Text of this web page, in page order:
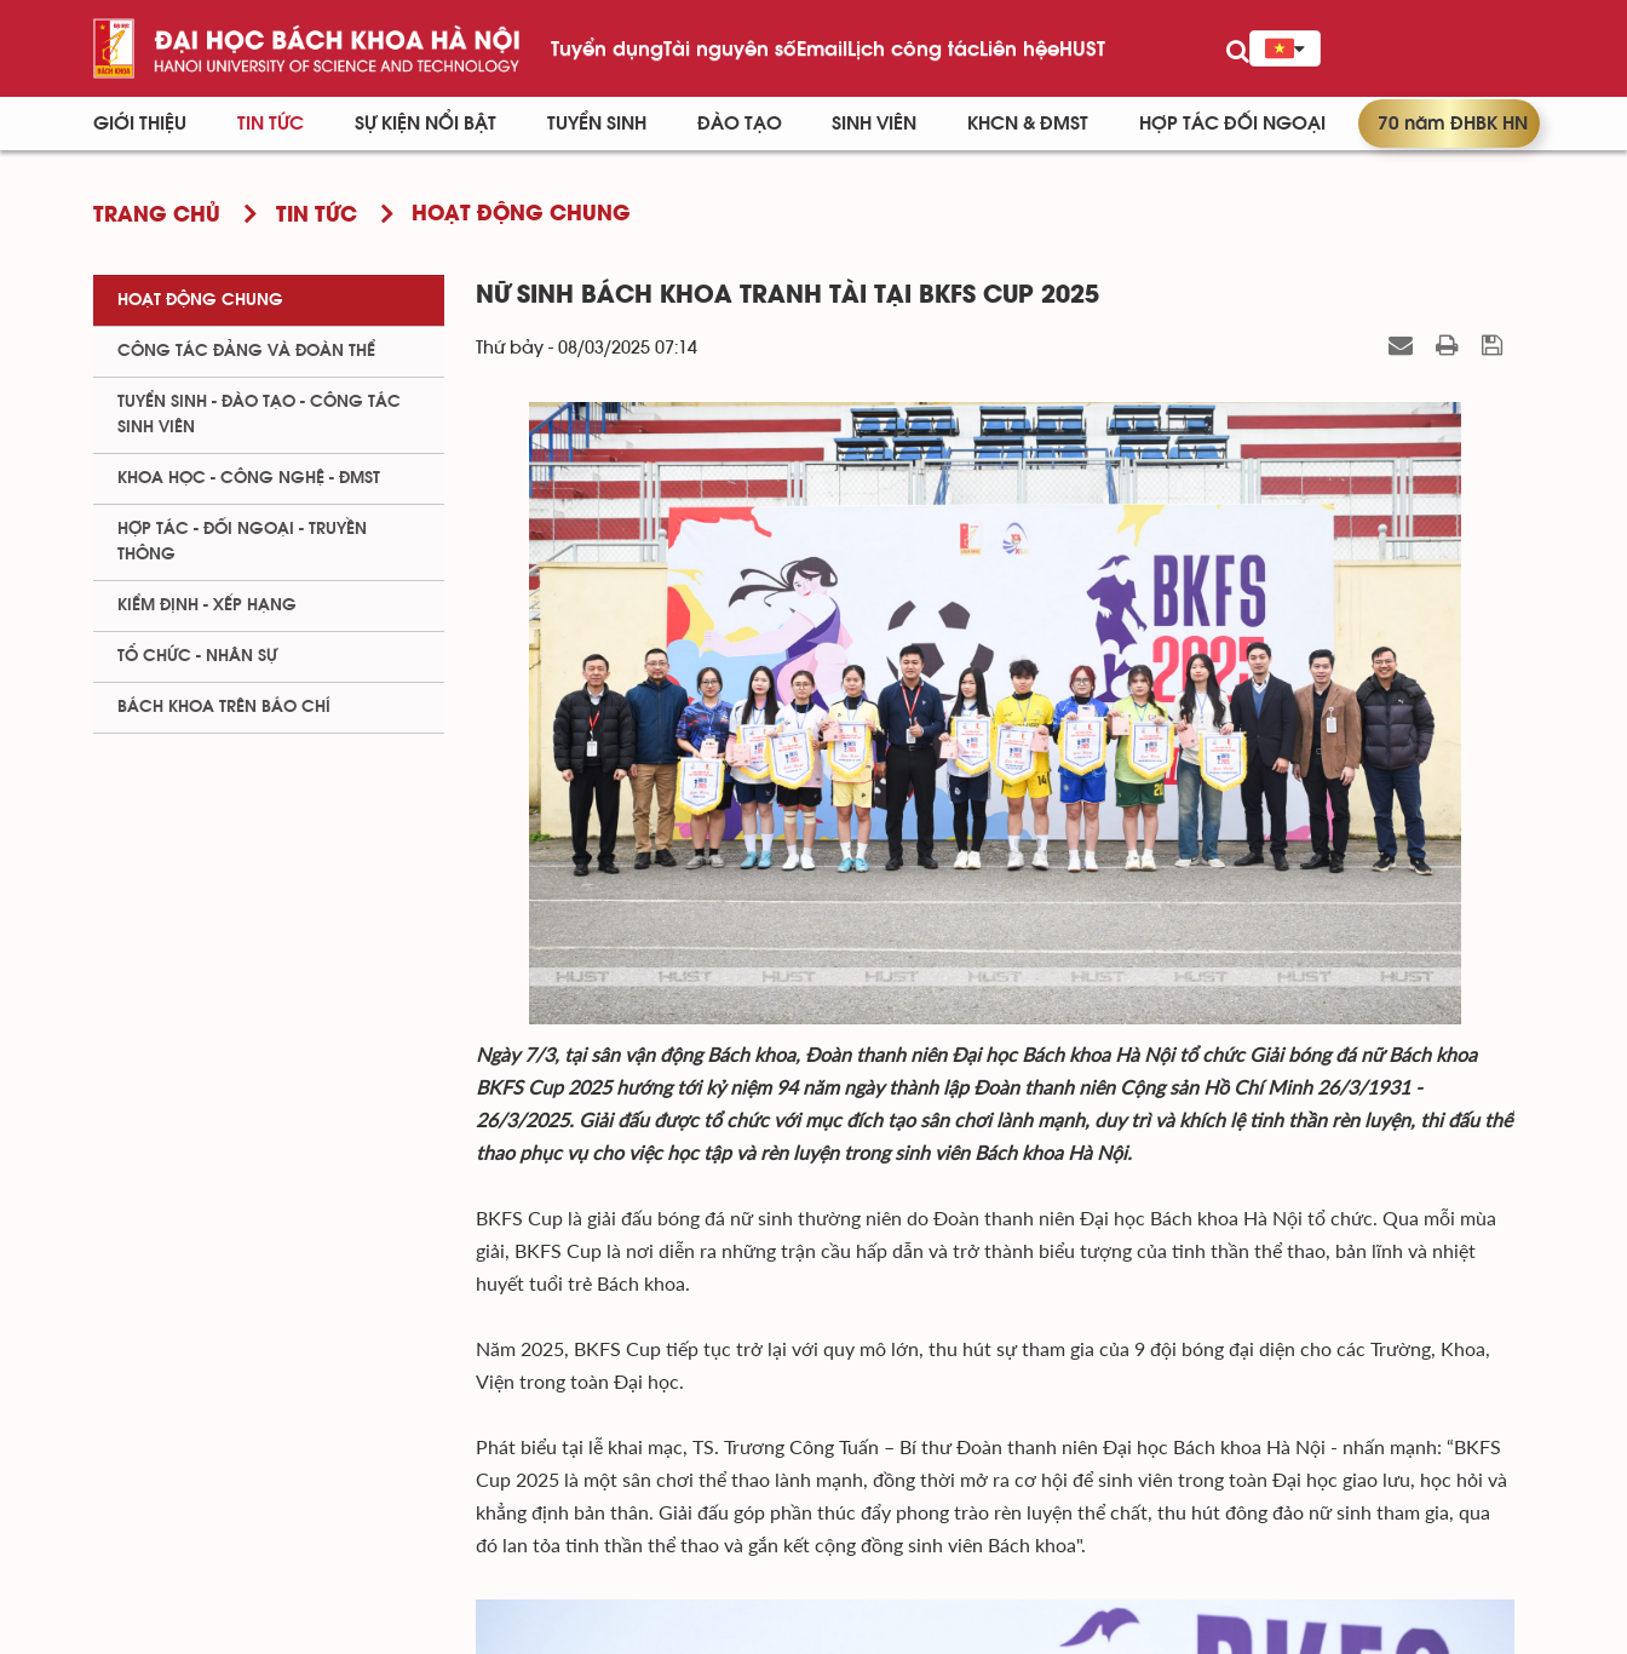
Tuyển dụngTài nguyên sốEmailLịch công tácLiên hệeHUST
GIỚI THIỆU TIN TỨC SỰ KIỆN NỔI BẬT TUYỂN SINH ĐÀO TẠO SINH VIÊN KHCN & ĐMST HỢP TÁC ĐỐI NGOẠI 70 năm ĐHBK HN
TRANG CHỦ TIN TỨC HOẠT ĐỘNG CHUNG
NỮ SINH BÁCH KHOA TRANH TÀI TẠI BKFS CUP 2025
Thứ bảy - 08/03/2025 07:14
Ngày 7/3, tại sân vận động Bách khoa, Đoàn thanh niên Đại học Bách khoa Hà Nội tổ chức Giải bóng đá nữ Bách khoa
BKFS Cup 2025 hướng tới kỷ niệm 94 năm ngày thành lập Đoàn thanh niên Cộng sản Hồ Chí Minh 26/3/1931 -
26/3/2025. Giải đấu được tổ chức với mục đích tạo sân chơi lành mạnh, duy trì và khích lệ tinh thần rèn luyện, thi đấu thể
thao phục vụ cho việc học tập và rèn luyện trong sinh viên Bách khoa Hà Nội.
BKFS Cup là giải đấu bóng đá nữ sinh thường niên do Đoàn thanh niên Đại học Bách khoa Hà Nội tổ chức. Qua mỗi mùa
giải, BKFS Cup là nơi diễn ra những trận cầu hấp dẫn và trở thành biểu tượng của tinh thần thể thao, bản lĩnh và nhiệt
huyết tuổi trẻ Bách khoa.
Năm 2025, BKFS Cup tiếp tục trở lại với quy mô lớn, thu hút sự tham gia của 9 đội bóng đại diện cho các Trường, Khoa,
Viện trong toàn Đại học.
Phát biểu tại lễ khai mạc, TS. Trương Công Tuấn – Bí thư Đoàn thanh niên Đại học Bách khoa Hà Nội - nhấn mạnh: “BKFS
Cup 2025 là một sân chơi thể thao lành mạnh, đồng thời mở ra cơ hội để sinh viên trong toàn Đại học giao lưu, học hỏi và
khẳng định bản thân. Giải đấu góp phần thúc đẩy phong trào rèn luyện thể chất, thu hút đông đảo nữ sinh tham gia, qua
đó lan tỏa tinh thần thể thao và gắn kết cộng đồng sinh viên Bách khoa".
HOẠT ĐỘNG CHUNG
CÔNG TÁC ĐẢNG VÀ ĐOÀN THỂ
TUYỂN SINH - ĐÀO TẠO - CÔNG TÁC
SINH VIÊN
KHOA HỌC - CÔNG NGHỆ - ĐMST
HỢP TÁC - ĐỐI NGOẠI - TRUYỀN
THÔNG
KIỂM ĐỊNH - XẾP HẠNG
TỔ CHỨC - NHÂN SỰ
BÁCH KHOA TRÊN BÁO CHÍ